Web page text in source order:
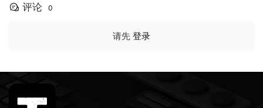
评论 0
请先 登录